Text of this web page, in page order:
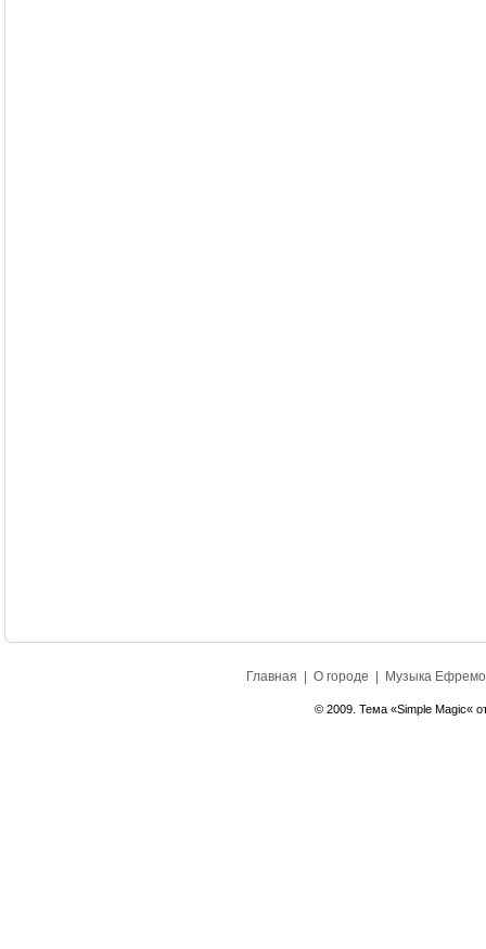
Главная О городе Музыка
© 2009. Тема «Simple Magic«